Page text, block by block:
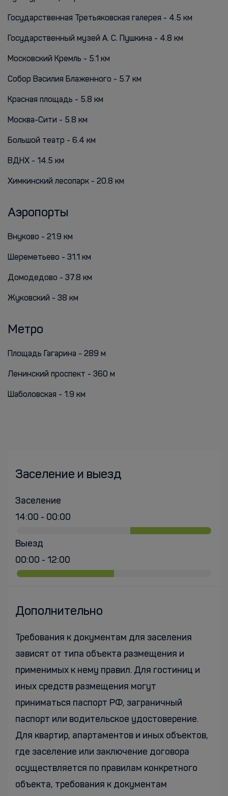
Государственная Третьяковская галерея - 4.5 км
Государственный музей А. С. Пушкина - 4.8 км
Московский Кремль - 5.1 км
Собор Василия Блаженного - 5.7 км
Красная площадь - 5.8 км
Москва-Сити - 5.8 км
Большой театр - 6.4 км
ВДНХ - 14.5 км
Химкинский лесопарк - 20.8 км
Аэропорты
Внуково - 21.9 км
Шереметьево - 31.1 км
Домодедово - 37.8 км
Жуковский - 38 км
Метро
Площадь Гагарина - 289 м
Ленинский проспект - 360 м
Шаболовская - 1.9 км
Заселение и выезд
Заселение
14:00 - 00:00
Выезд
00:00 - 12:00
Дополнительно
Требования к документам для заселения
зависят от типа объекта размещения и
применимых к нему правил. Для гостиниц и
иных средств размещения могут
приниматься паспорт РФ, заграничный
паспорт или водительское удостоверение.
Для квартир, апартаментов и иных объектов,
где заселение или заключение договора
осуществляется по правилам конкретного
объекта, требования к документам